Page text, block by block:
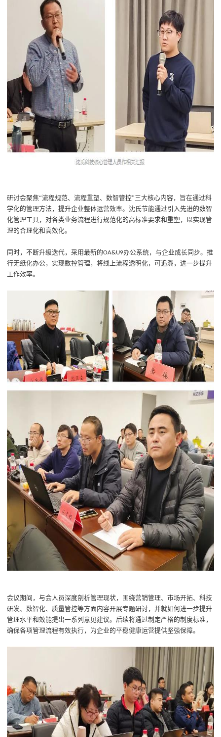
研讨会聚焦“流程规范、流程重塑、数智管控” 三大核心内容，旨在通过科
学化的管理方法，提升企业整体运营效率。沈氏节能通过引入先进的数智
化管理工具，对各类业务流程进行规范化的高标准要求和重塑， 以实现管
理的合理化和高效化。
同时，不断升级迭代，采用最新的OA&U9办公系统，与企业成长同步。推
行无纸化办公，实现数控管理，将线上流程透明化，
可追溯 ，进一步提升
工作效率。
会议期间，与会人员深度剖析管理现状，围绕营销管理、市场开拓、科技
研发、数智化、质量管控等方面内容开展专题研讨，并就如何进一步提升
管理水平和效能提出一系列意见建议。后续将通过制定严格的制度标准，
确保各项管理流程有效执行，为企业的平稳健康运营提供坚强保障。